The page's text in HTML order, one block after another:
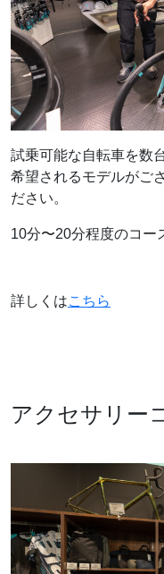
試乗可能な自転車を数
希望されるモデルがご
ださい。
10分〜20分程度のコー
詳しくはこちら
アクセサリー